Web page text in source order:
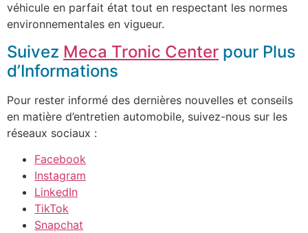
véhicule en parfait état tout en respectant les normes
environnementales en vigueur.
Suivez Meca Tronic Center pour Plus
d’Informations
Pour rester informé des dernières nouvelles et conseils
en matière d’entretien automobile, suivez-nous sur les
réseaux sociaux :
Facebook
Instagram
LinkedIn
TikTok
Snapchat